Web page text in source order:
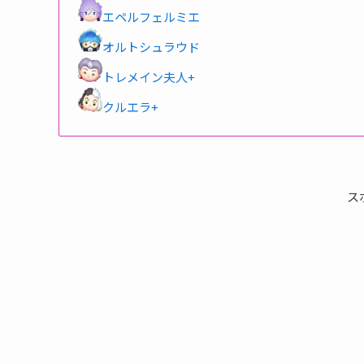
エペルフェルミエ
オルトシュラウド
トレメイン夫人+
クルエラ+
ス